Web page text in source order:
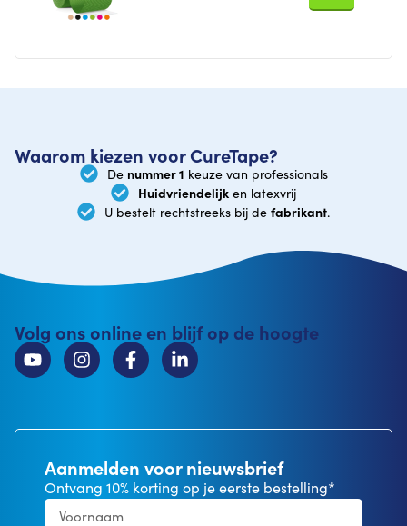
Waarom kiezen voor CureTape?
De nummer 1 keuze van professionals
Huidvriendelijk en latexvrij
U bestelt rechtstreeks bij de fabrikant.
Volg ons online en blijf op de hoogte
Aanmelden voor nieuwsbrief
Ontvang 10% korting op je eerste bestelling*